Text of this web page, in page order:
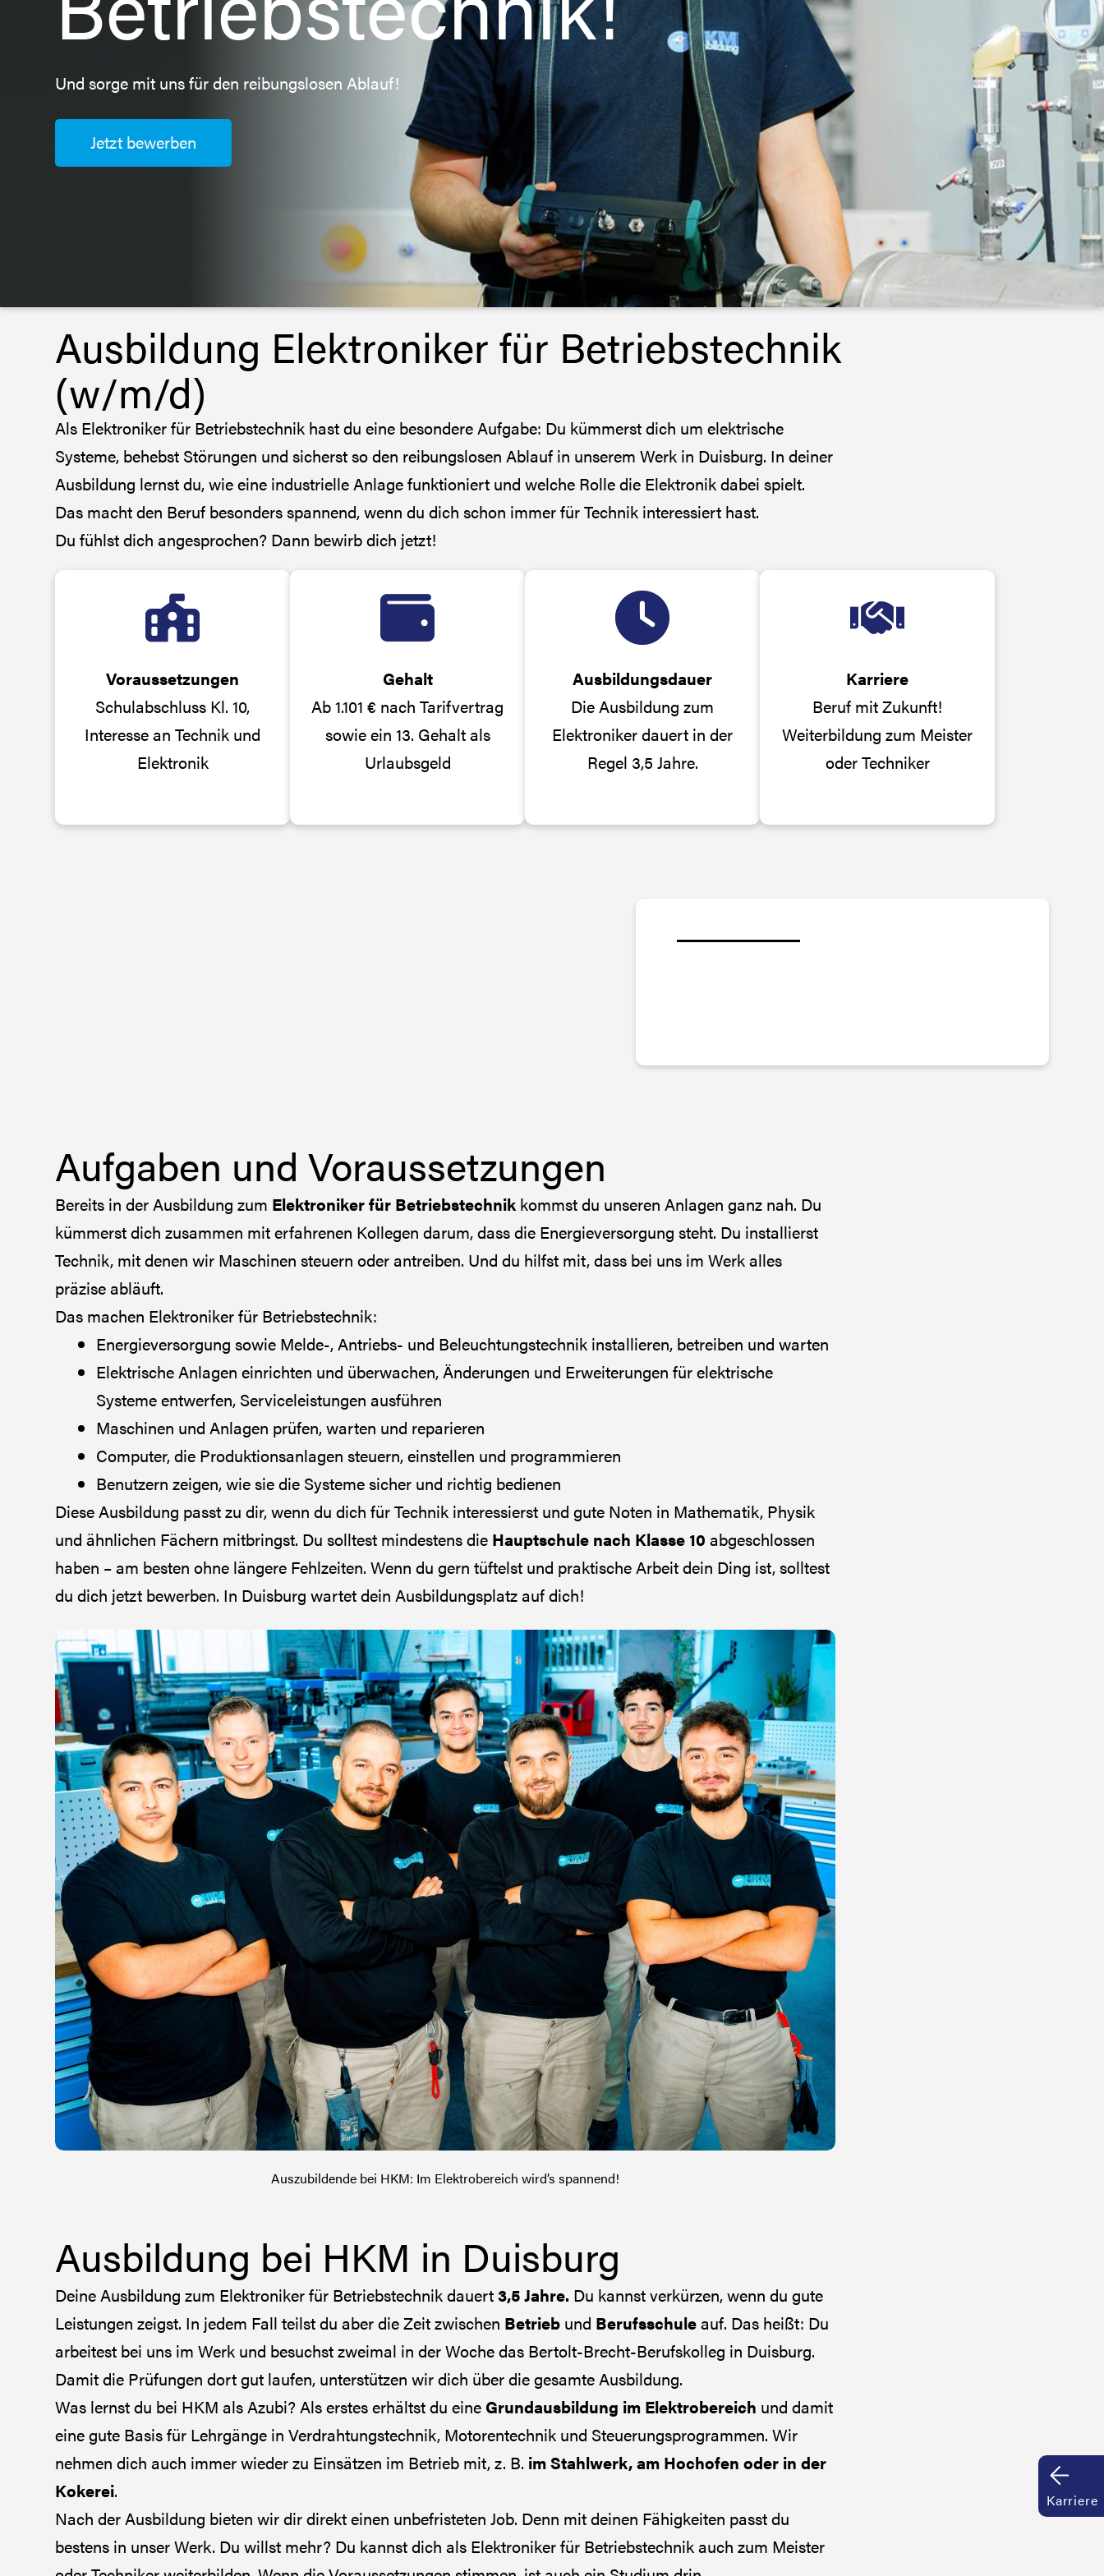
Karriere
Und sorge mit uns für den reibungslosen Ablauf!
Jetzt bewerben
Ausbildung Elektroniker für Betriebstechnik
(w/m/d)
Als Elektroniker für Betriebstechnik hast du eine besondere Aufgabe: Du kümmerst dich um elektrische
Systeme, behebst Störungen und sicherst so den reibungslosen Ablauf in unserem Werk in Duisburg. In deiner
Ausbildung lernst du, wie eine industrielle Anlage funktioniert und welche Rolle die Elektronik dabei spielt.
Das macht den Beruf besonders spannend, wenn du dich schon immer für Technik interessiert hast.
Du fühlst dich angesprochen? Dann bewirb dich jetzt!
Voraussetzungen
Schulabschluss Kl. 10,
Interesse an Technik und
Elektronik
Gehalt
Ab 1.101 € nach Tarifvertrag
sowie ein 13. Gehalt als
Urlaubsgeld
Ausbildungsdauer
Die Ausbildung zum
Elektroniker dauert in der
Regel 3,5 Jahre.
Karriere
Beruf mit Zukunft!
Weiterbildung zum Meister
oder Techniker
Aufgaben und Voraussetzungen
Bereits in der Ausbildung zum Elektroniker für Betriebstechnikkommst du unseren Anlagen ganz nah. Du
kümmerst dich zusammen mit erfahrenen Kollegen darum, dass die Energieversorgung steht. Du installierst
Technik, mit denen wir Maschinen steuern oder antreiben. Und du hilfst mit, dass bei uns im Werk alles
präzise abläuft.
Das machen Elektroniker für Betriebstechnik:
Energieversorgung sowie Melde-, Antriebs- und Beleuchtungstechnik installieren, betreiben und warten
Elektrische Anlagen einrichten und überwachen, Änderungen und Erweiterungen für elektrische
Systeme entwerfen, Serviceleistungen ausführen
Maschinen und Anlagen prüfen, warten und reparieren
Computer, die Produktionsanlagen steuern, einstellen und programmieren
Benutzern zeigen, wie sie die Systeme sicher und richtig bedienen
Diese Ausbildung passt zu dir, wenn du dich für Technik interessierst und gute Noten in Mathematik, Physik
und ähnlichen Fächern mitbringst. Du solltest mindestens die Hauptschule nach Klasse 10 abgeschlossen
haben – am besten ohne längere Fehlzeiten. Wenn du gern tüftelst und praktische Arbeit dein Ding ist, solltest
du dich jetzt bewerben. In Duisburg wartet dein Ausbildungsplatz auf dich!
Auszubildende bei HKM: Im Elektrobereich wird’s spannend!
Ausbildung bei HKM in Duisburg
Deine Ausbildung zum Elektroniker für Betriebstechnik dauert3,5 Jahre. Du kannst verkürzen, wenn du gute
Leistungen zeigst. In jedem Fall teilst du aber die Zeit zwischen Betrieb und Berufsschuleauf. Das heißt: Du
arbeitest bei uns im Werk und besuchst zweimal in der Woche das Bertolt-Brecht-Berufskolleg in Duisburg.
Damit die Prüfungen dort gut laufen, unterstützen wir dich über die gesamte Ausbildung.
Was lernst du bei HKM als Azubi? Als erstes erhältst du eine Grundausbildung im Elektrobereich und damit
eine gute Basis für Lehrgänge in Verdrahtungstechnik, Motorentechnik und Steuerungsprogrammen. Wir
nehmen dich auch immer wieder zu Einsätzen im Betrieb mit, z. B. im Stahlwerk, am Hochofen oder in der
Kokerei.
Nach der Ausbildung bieten wir dir direkt einen unbefristeten Job. Denn mit deinen Fähigkeiten passt du
bestens in unser Werk. Du willst mehr? Du kannst dich als Elektroniker für Betriebstechnik auch zum Meister